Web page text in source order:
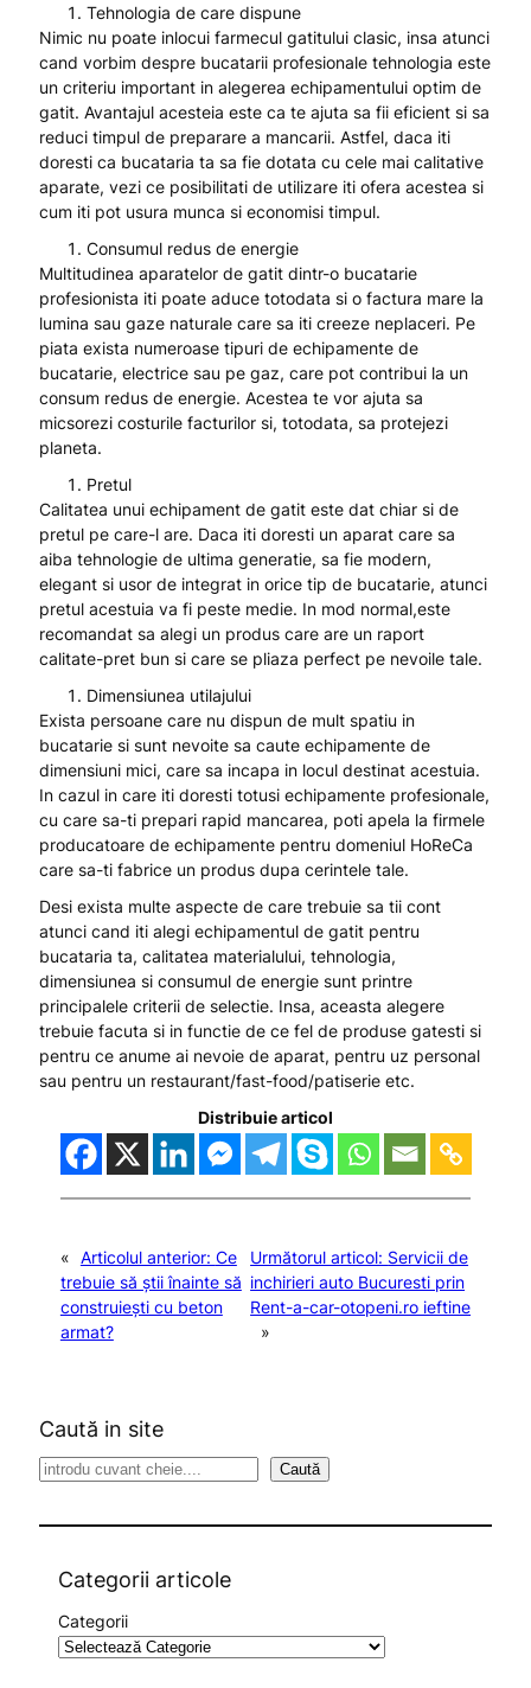
Tehnologia de care dispune
Nimic nu poate inlocui farmecul gatitului clasic, insa atunci
cand vorbim despre bucatarii profesionale tehnologia este
un criteriu important in alegerea echipamentului optim de
gatit. Avantajul acesteia este ca te ajuta sa fii eficient si sa
reduci timpul de preparare a mancarii. Astfel, daca iti
doresti ca bucataria ta sa fie dotata cu cele mai calitative
aparate, vezi ce posibilitati de utilizare iti ofera acestea si
cum iti pot usura munca si economisi timpul.
Consumul redus de energie
Multitudinea aparatelor de gatit dintr-o bucatarie
profesionista iti poate aduce totodata si o factura mare la
lumina sau gaze naturale care sa iti creeze neplaceri. Pe
piata exista numeroase tipuri de echipamente de
bucatarie, electrice sau pe gaz, care pot contribui la un
consum redus de energie. Acestea te vor ajuta sa
micsorezi costurile facturilor si, totodata, sa protejezi
planeta.
Pretul
Calitatea unui echipament de gatit este dat chiar si de
pretul pe care-l are. Daca iti doresti un aparat care sa
aiba tehnologie de ultima generatie, sa fie modern,
elegant si usor de integrat in orice tip de bucatarie, atunci
pretul acestuia va fi peste medie. In mod normal,este
recomandat sa alegi un produs care are un raport
calitate-pret bun si care se pliaza perfect pe nevoile tale.
Dimensiunea utilajului
Exista persoane care nu dispun de mult spatiu in
bucatarie si sunt nevoite sa caute echipamente de
dimensiuni mici, care sa incapa in locul destinat acestuia.
In cazul in care iti doresti totusi echipamente profesionale,
cu care sa-ti prepari rapid mancarea, poti apela la firmele
producatoare de echipamente pentru domeniul HoReCa
care sa-ti fabrice un produs dupa cerintele tale.
Desi exista multe aspecte de care trebuie sa tii cont
atunci cand iti alegi echipamentul de gatit pentru
bucataria ta, calitatea materialului, tehnologia,
dimensiunea si consumul de energie sunt printre
principalele criterii de selectie. Insa, aceasta alegere
trebuie facuta si in functie de ce fel de produse gatesti si
pentru ce anume ai nevoie de aparat, pentru uz personal
sau pentru un restaurant/fast-food/patiserie etc.
Distribuie articol
« Articolul anterior: Ce
trebuie să știi înainte să
construiești cu beton
armat?
Următorul articol: Servicii de
inchirieri auto Bucuresti prin
Rent-a-car-otopeni.ro ieftine
»
Caută in site
S
Caută
Categorii articole
Categorii